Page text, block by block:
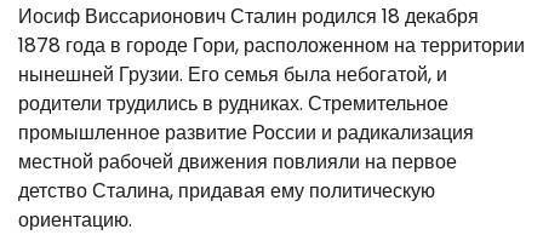
Иосиф Виссарионович Сталин родился 18 декабря
1878 года в городе Гори, расположенном на территории
нынешней Грузии. Его семья была небогатой, и
родители трудились в рудниках. Стремительное
промышленное развитие России и радикализация
местной рабочей движения повлияли на первое
детство Сталина, придавая ему политическую
ориентацию.